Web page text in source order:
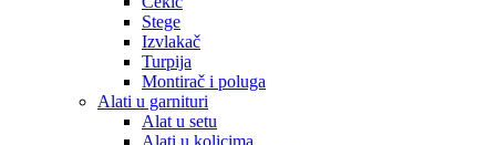
Stege
Izvlakač
Turpija
Montirač i poluga
Alati u garnituri
Alat u setu
Alati u kolicima